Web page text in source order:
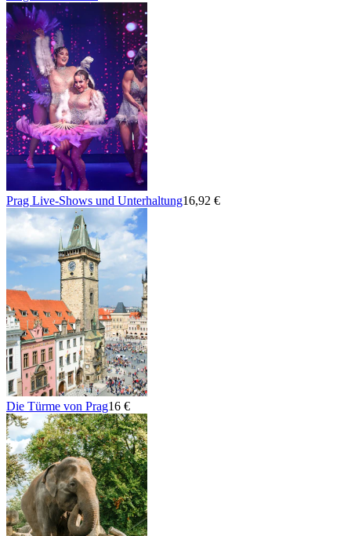
Prag Live-Shows und Unterhaltung16,92 €
Die Türme von Prag16 €